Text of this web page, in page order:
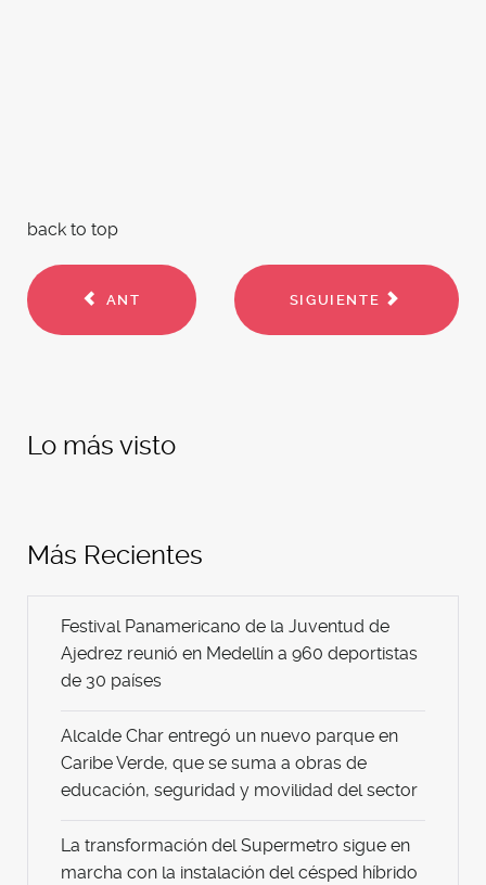
back to top
ANT SIGUIENTE
Lo más visto
Más Recientes
Festival Panamericano de la Juventud de
Ajedrez reunió en Medellín a 960 deportistas
de 30 países
Alcalde Char entregó un nuevo parque en
Caribe Verde, que se suma a obras de
educación, seguridad y movilidad del sector
La transformación del Supermetro sigue en
marcha con la instalación del césped híbrido